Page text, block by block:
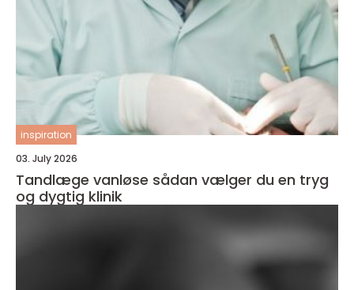
inspiration
03. July 2026
Tandlæge vanløse sådan vælger du en tryg
og dygtig klinik